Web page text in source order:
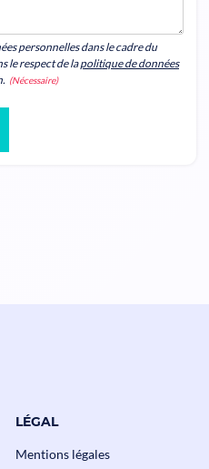
personnelles dans le cadre du
le respect de lapolitique de données
(Nécessaire)
LÉGAL
Mentions légales